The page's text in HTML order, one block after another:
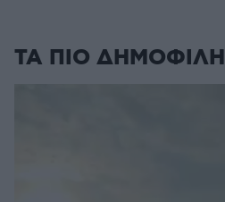
ΤΑ ΠΙΟ ΔΗΜΟΦΙΛΗ